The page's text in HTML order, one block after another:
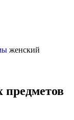
женский
предметов